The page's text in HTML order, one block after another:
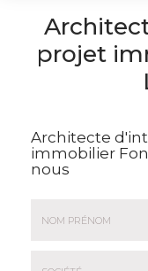
projet
Architecte
immobilier
nous